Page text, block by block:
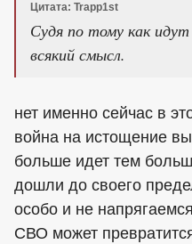
Цитата: Trapp1st
Судя по тому как
всякий смысл.
нет именно сейчас в
война на истощение
больше идет тем
дошли до своего
особо и не
СВО может